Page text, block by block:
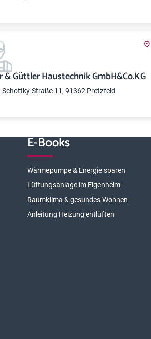
& Güttler Haustechnik GmbH&Co.KG
Schottky-Straße 11, 91362 Pretzfeld
E-Books
Wärmepumpe & Energie sparen
Lüftungsanlage im Eigenheim
Raumklima & gesundes Wohnen
Anleitung Heizung entlüften